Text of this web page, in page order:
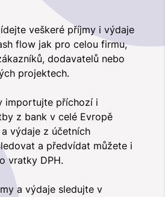
veškeré příjmy i výdaje
flow jak pro celou firmu,
dodavatelů nebo
projektech.
importujte příchozí i
z bank v celé Evropě
výdaje z účetních
a předvídat můžete i
vratky DPH.
a výdaje sledujte v